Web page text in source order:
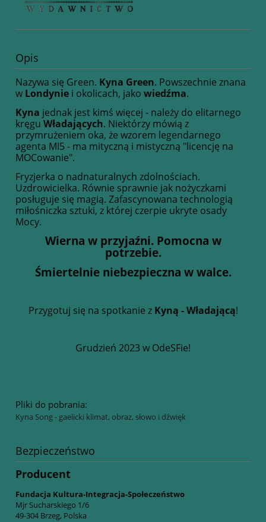
Opis
Nazywa się Green. Kyna Green. Powszechnie znana
w Londynie i okolicach, jako wiedźma.
Kyna jednak jest kimś więcej - należy do elitarnego
kręgu Władających. Niektórzy mówią z
przymrużeniem oka, że wzorem legendarnego
agenta MI5 - ma mityczną i mistyczną "licencję na
MOCowanie".
Fryzjerka o nadnaturalnych zdolnościach.
Uzdrowicielka. Równie sprawnie jak nożyczkami
posługuje się magią. Zafascynowana technologią
miłośniczka sztuki, z której czerpie ukryte osady
Mocy.
Wierna w przyjaźni. Pomocna w
potrzebie.
Śmiertelnie niebezpieczna w walce.
Przygotuj się na spotkanie z Kyną - Władającą!
Grudzień 2023 w OdeSFie!
Pliki do pobrania:
Kyna Song - gaelicki klimat, obraz, słowo i dźwięk
Bezpieczeństwo
Producent
Fundacja Kultura-Integracja-Społeczeństwo
Mjr Sucharskiego 1/6
49-304 Brzeg, Polska